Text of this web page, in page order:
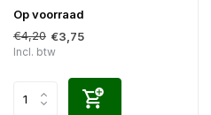
Op voorraad
€4,20 €3,75
Incl. btw